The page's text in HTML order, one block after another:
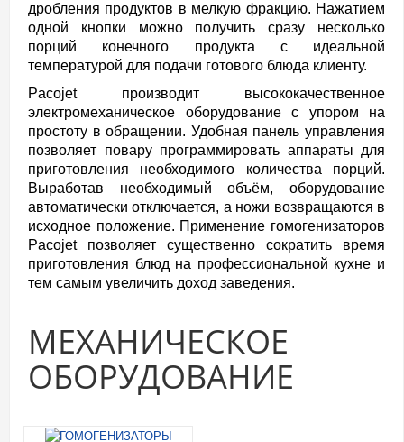
дробления продуктов в мелкую фракцию. Нажатием
одной кнопки можно получить сразу несколько
порций конечного продукта с идеальной
температурой для подачи готового блюда клиенту.
Pacojet производит высококачественное
электромеханическое оборудование с упором на
простоту в обращении. Удобная панель управления
позволяет повару программировать аппараты для
приготовления необходимого количества порций.
Выработав необходимый объём, оборудование
автоматически отключается, а ножи возвращаются в
исходное положение. Применение гомогенизаторов
Pacojet позволяет существенно сократить время
приготовления блюд на профессиональной кухне и
тем самым увеличить доход заведения.
МЕХАНИЧЕСКОЕ
ОБОРУДОВАНИЕ